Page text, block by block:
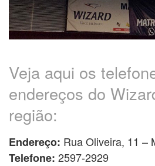
Veja aqui os
endereços do
região:
Endereço: Rua Oliveira, 11 –
Telefone: 2597-2929